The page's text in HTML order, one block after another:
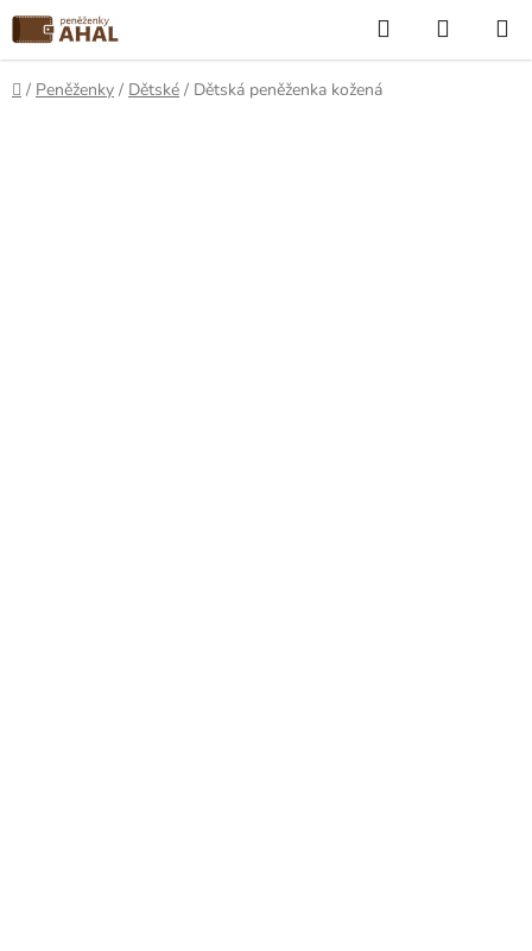
Přejít
na
obsah
Hledat
KOŠÍK
Domů
/ Peněženky / Dětské / Dětská peněženka kožená